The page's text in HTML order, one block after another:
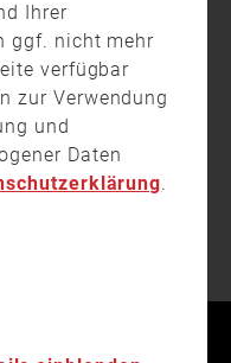
Brandstiftung oder
hat nachgefragt.
Brand Einsatz
Ihrer
ggf. nicht mehr
verfügbar
zur Verwendung
und
Daten
.